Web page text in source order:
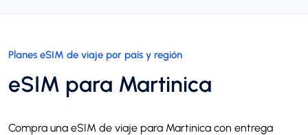
Planes eSIM de viaje por país y región
eSIM para Martinica
Compra una eSIM de viaje para Martinica con entrega